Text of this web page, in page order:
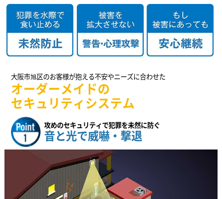
大阪市旭区のお客様が抱える不安やニーズに合わせた
オーダーメイドの
セキュリティシステム
攻めのセキュリティで犯罪を未然に防ぐ
音と光で威嚇・撃退